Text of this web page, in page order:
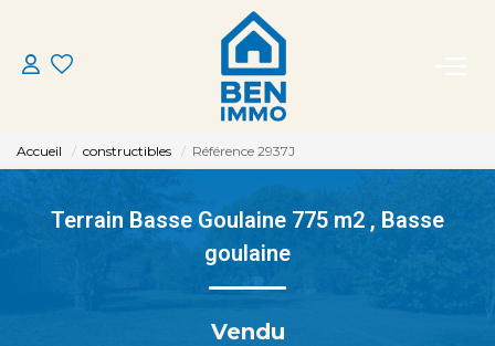
ACHETER
LOUER
ESTIMER
Accueil constructibles Référence 2937J
Terrain Basse Goulaine 775 m2 , Basse
goulaine
Vendu